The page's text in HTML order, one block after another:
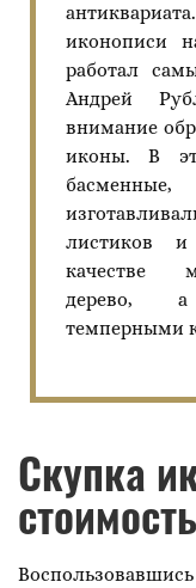
иконописи
работал
Андрей
внимание
иконы. В
листиков
качестве
дерево, а
темперными
Скупка
стоимость